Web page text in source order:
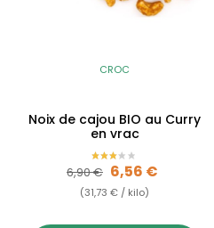
CROC
Noix de cajou BIO au Curry
en vrac
Prix de base
6,90 € Prix
6,56 €
(31,73 € / kilo)